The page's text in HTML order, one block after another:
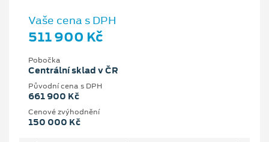
Vaše cena s DPH
511 900 Kč
Pobočka
Centrální sklad v ČR
Původní cena s DPH
661 900 Kč
Cenové zvýhodnění
150 000 Kč